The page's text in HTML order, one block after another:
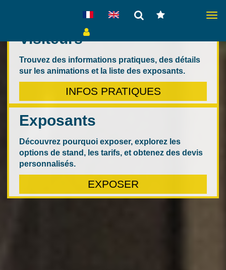
Visiteurs
Trouvez des informations pratiques, des détails
sur les animations et la liste des exposants.
INFOS PRATIQUES
Exposants
Découvrez pourquoi exposer, explorez les
options de stand, les tarifs, et obtenez des devis
personnalisés.
EXPOSER